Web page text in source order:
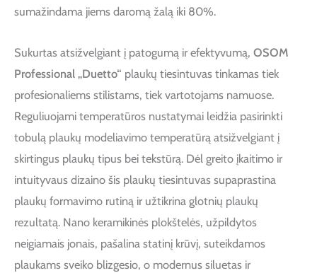
sumažindama jiems daromą žalą iki 80%.
Sukurtas atsižvelgiant į patogumą ir efektyvumą, OSOM
Professional „Duetto“ plaukų tiesintuvas tinkamas tiek
profesionaliems stilistams, tiek vartotojams namuose.
Reguliuojami temperatūros nustatymai leidžia pasirinkti
tobulą plaukų modeliavimo temperatūrą atsižvelgiant į
skirtingus plaukų tipus bei tekstūrą. Dėl greito įkaitimo ir
intuityvaus dizaino šis plaukų tiesintuvas supaprastina
plaukų formavimo rutiną ir užtikrina glotnių plaukų
rezultatą. Nano keramikinės plokštelės, užpildytos
neigiamais jonais, pašalina statinį krūvį, suteikdamos
plaukams sveiko blizgesio, o modernus siluetas ir